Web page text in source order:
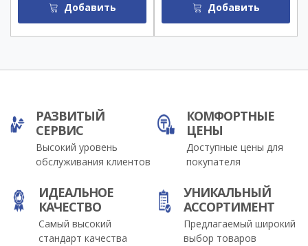
Добавить Добавить
РАЗВИТЫЙ
СЕРВИС
Высокий уровень
обслуживания клиентов
КОМФОРТНЫЕ
ЦЕНЫ
Доступные цены для
покупателя
ИДЕАЛЬНОЕ
КАЧЕСТВО
Самый высокий
стандарт качества
УНИКАЛЬНЫЙ
АССОРТИМЕНТ
Предлагаемый широкий
выбор товаров